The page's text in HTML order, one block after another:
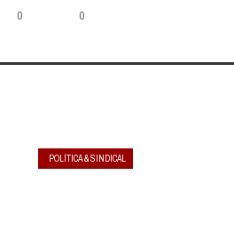
0 0
POLÍTICA & SINDICAL